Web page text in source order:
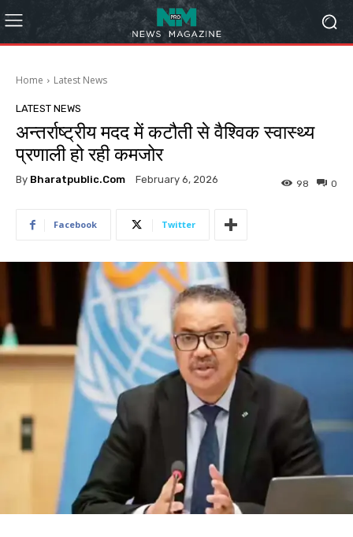
Home Latest News
LATEST NEWS
अन्तर्राष्ट्रीय मदद में कटौती से वैश्विक स्वास्थ्य
प्रणाली हो रही कमजोर
By Bharatpublic.com February 6, 2026 0
98
Facebook Twitter